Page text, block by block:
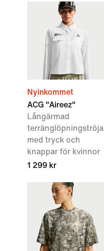
Nyinkommet
ACG "Aireez"
Långärmad
terränglöpningströja
med tryck och
knappar för kvinnor
1 299 kr